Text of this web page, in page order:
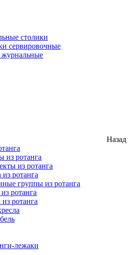
столики
сервировочные
Назад
из ротанга
из ротанга
из ротанга
группы из ротанга
ротанга
ротанга
лежаки